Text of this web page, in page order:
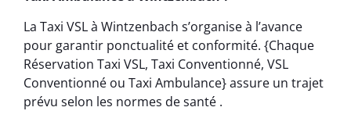
La Taxi VSL à Wintzenbach s’organise à l’avance
pour garantir ponctualité et conformité. {Chaque
Réservation Taxi VSL, Taxi Conventionné, VSL
Conventionné ou Taxi Ambulance} assure un trajet
prévu selon les normes de santé .